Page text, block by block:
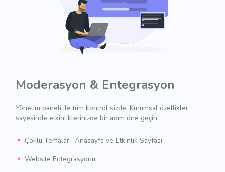
Moderasyon & Entegrasyon
Yönetim paneli ile tüm kontrol sizde. Kurumsal özellikler
sayesinde etkinliklerinizde bir adım öne geçin.
Çoklu Temalar : Anasayfa ve Etkinlik Sayfası
Website Entegrasyonu